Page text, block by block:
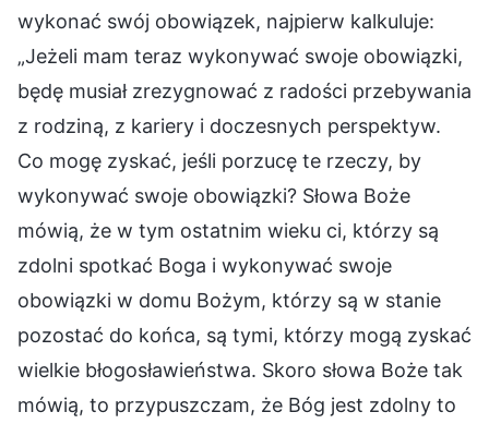
wykonać swój obowiązek, najpierw kalkuluje:
„Jeżeli mam teraz wykonywać swoje obowiązki,
będę musiał zrezygnować z radości przebywania
z rodziną, z kariery i doczesnych perspektyw.
Co mogę zyskać, jeśli porzucę te rzeczy, by
wykonywać swoje obowiązki? Słowa Boże
mówią, że w tym ostatnim wieku ci, którzy są
zdolni spotkać Boga i wykonywać swoje
obowiązki w domu Bożym, którzy są w stanie
pozostać do końca, są tymi, którzy mogą zyskać
wielkie błogosławieństwa. Skoro słowa Boże tak
mówią, to przypuszczam, że Bóg jest zdolny to